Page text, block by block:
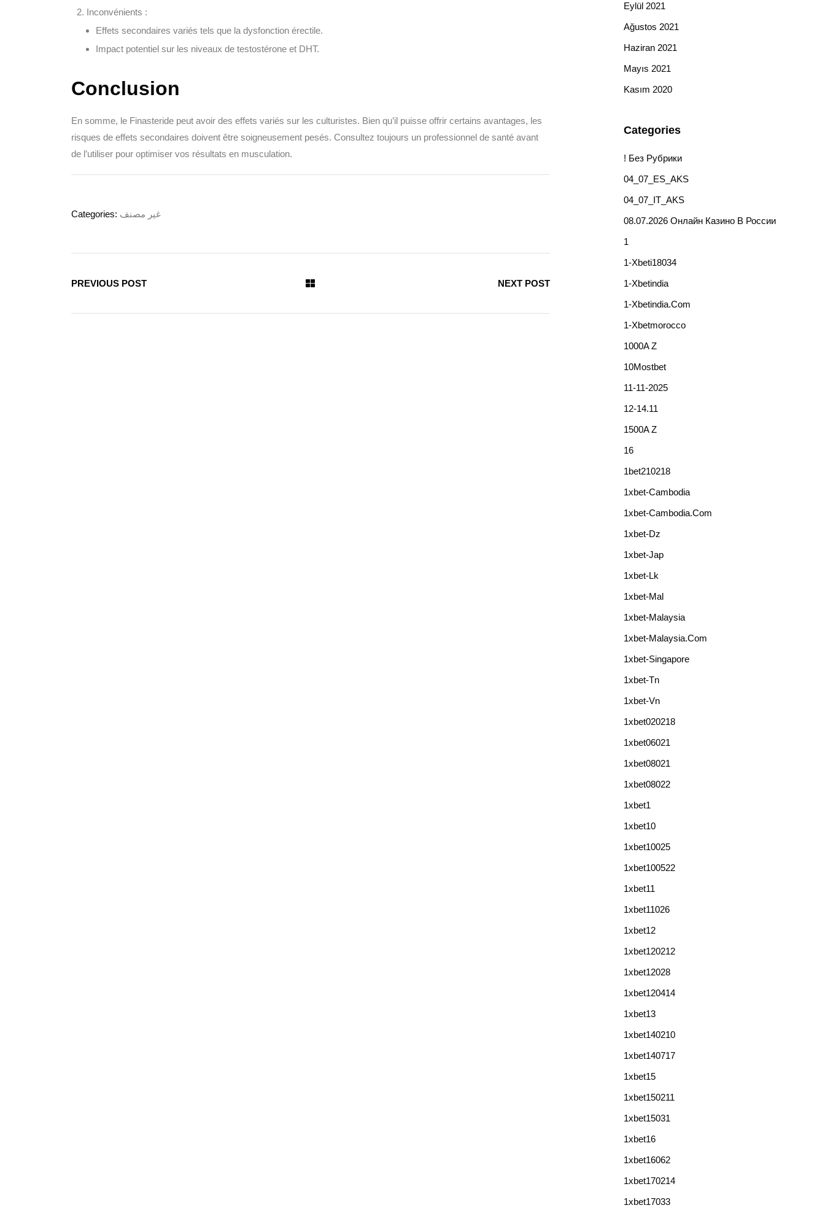
Inconvénients :
Effets secondaires variés tels que la dysfonction érectile.
Impact potentiel sur les niveaux de testostérone et DHT.
Conclusion
En somme, le Finasteride peut avoir des effets variés sur les culturistes. Bien qu’il puisse offrir certains avantages, les
risques de effets secondaires doivent être soigneusement pesés. Consultez toujours un professionnel de santé avant
de l’utiliser pour optimiser vos résultats en musculation.
Categories: غير مصنف
PREVIOUS POST NEXT POST
Eylül 2021
Ağustos 2021
Haziran 2021
Mayıs 2021
Kasım 2020
Categories
! Без Рубрики
04_07_ES_AKS
04_07_IT_AKS
08.07.2026 Онлайн Казино В России
1
1-Xbeti18034
1-Xbetindia
1-Xbetindia.com
1-Xbetmorocco
1000A Z
10Mostbet
11-11-2025
12-14.11
1500A Z
16
1bet210218
1xbet-Cambodia
1xbet-Cambodia.com
1xbet-Dz
1xbet-Jap
1xbet-Lk
1xbet-Mal
1xbet-Malaysia
1xbet-Malaysia.com
1xbet-Singapore
1xbet-Tn
1xbet-Vn
1xbet020218
1xbet06021
1xbet08021
1xbet08022
1xbet1
1xbet10
1xbet10025
1xbet100522
1xbet11
1xbet11026
1xbet12
1xbet120212
1xbet12028
1xbet120414
1xbet13
1xbet140210
1xbet140717
1xbet15
1xbet150211
1xbet15031
1xbet16
1xbet16062
1xbet170214
1xbet17033